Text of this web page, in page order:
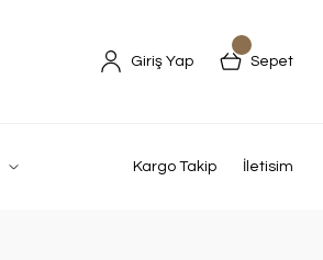
Giriş Yap Sepet
Kargo Takip İletisim